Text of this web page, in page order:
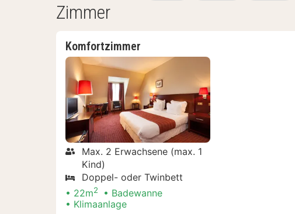
Zimmer
Komfortzimmer
Max. 2 Erwachsene (max. 1
Kind)
Doppel- oder Twinbett
22m2
Badewanne
Klimaanlage